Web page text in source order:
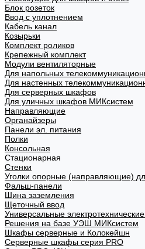
Блок розеток
Ввод с уплотнением
Кабель канал
Козырьки
Комплект роликов
Крепежный комплект
Модули вентиляторные
Для напольных
Для настенных
Для серверных шкафов
Для уличных шкафов МИКсистем
Направляющие
Органайзеры
Панели эл. питания
Полки
Консольная
Стационарная
Стенки
Уголки опорные (направляющие)
Фальш-панели
Шина заземления
Щеточный ввод
Универсальные
Решения на базе УЭШ МИКсистем
Шкафы серверные и Колокейшн
Серверные шкафы серия PRO